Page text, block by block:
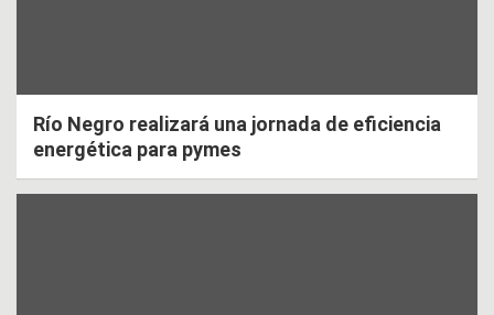
Río Negro realizará una jornada de eficiencia
energética para pymes